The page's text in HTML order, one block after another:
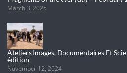
March 3, 2025
Ateliers Images, Documentaires Et
édition
November 12, 2024